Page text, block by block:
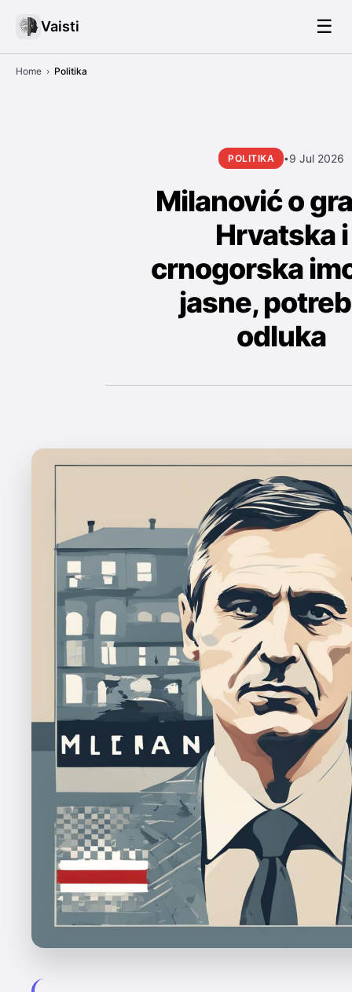
Vaisti ☰
Home › Politika
POLITIKA •9 Jul 2026
Milanović o
Hrvatska i
crnogorska
jasne,
odluka